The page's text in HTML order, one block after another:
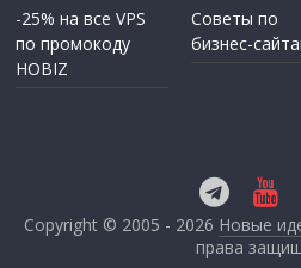
-25% на все VPS
по промокоду
HOBIZ
Советы по
бизнес-
Copyright © 2005 - 2026 Новые
права